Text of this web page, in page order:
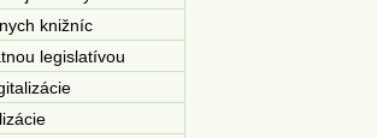
knižníc
legislatívou